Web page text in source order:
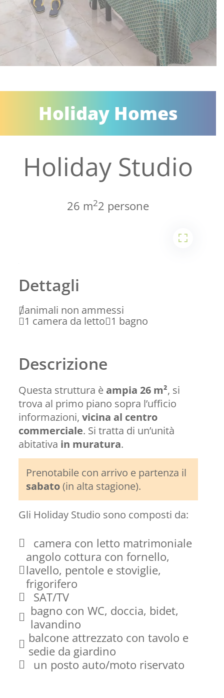
Holiday Homes
Holiday Studio
26 m22 persone
Dettagli
animali non ammessi
1 camera da letto 1 bagno
Descrizione
Questa struttura è ampia 26 m², si
trova al primo piano sopra l’ufficio
informazioni, vicina al centro
commerciale. Si tratta di un’unità
abitativa in muratura.
Prenotabile con arrivo e partenza il
sabato(in alta stagione).
Gli Holiday Studio sono composti da:
camera con letto matrimoniale
angolo cottura con fornello,
lavello, pentole e stoviglie,
frigorifero
SAT/TV
bagno con WC, doccia, bidet,
lavandino
balcone attrezzato con tavolo e
sedie da giardino
un posto auto/moto riservato